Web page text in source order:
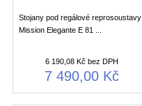
Stojany pod regálové reprosoustavy
Mission Elegante E 81 ...
6 190,08 Kč bez DPH
7 490,00 Kč